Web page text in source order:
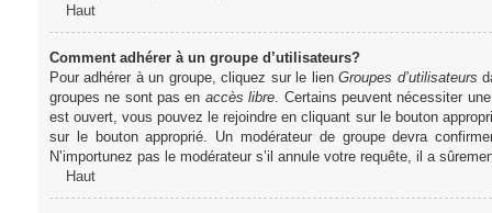
Haut
Comment adhérer à un groupe d’utilisateurs?
Pour adhérer à un groupe, cliquez sur le lienGroupes d’utilisateurs
groupes ne sont pas en accès libre. Certains peuvent nécessiter
est ouvert, vous pouvez le rejoindre en cliquant sur le bouton
sur le bouton approprié. Un modérateur de groupe devra
N’importunez pas le modérateur s’il annule votre requête, il a
Haut